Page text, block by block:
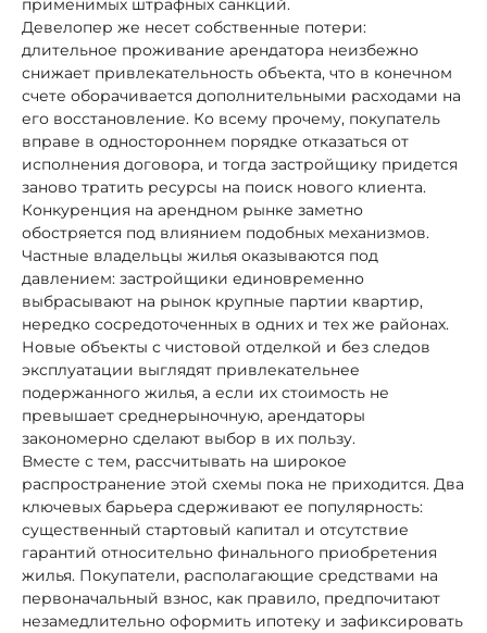
применимых штрафных санкций.
Девелопер же несет собственные потери:
длительное проживание арендатора неизбежно
снижает привлекательность объекта, что в конечном
счете оборачивается дополнительными расходами на
его восстановление. Ко всему прочему, покупатель
вправе в одностороннем порядке отказаться от
исполнения договора, и тогда застройщику придется
заново тратить ресурсы на поиск нового клиента.
Конкуренция на арендном рынке заметно
обостряется под влиянием подобных механизмов.
Частные владельцы жилья оказываются под
давлением: застройщики единовременно
выбрасывают на рынок крупные партии квартир,
нередко сосредоточенных в одних и тех же районах.
Новые объекты с чистовой отделкой и без следов
эксплуатации выглядят привлекательнее
подержанного жилья, а если их стоимость не
превышает среднерыночную, арендаторы
закономерно сделают выбор в их пользу.
Вместе с тем, рассчитывать на широкое
распространение этой схемы пока не приходится. Два
ключевых барьера сдерживают ее популярность:
существенный стартовый капитал и отсутствие
гарантий относительно финального приобретения
жилья. Покупатели, располагающие средствами на
первоначальный взнос, как правило, предпочитают
незамедлительно оформить ипотеку и зафиксировать